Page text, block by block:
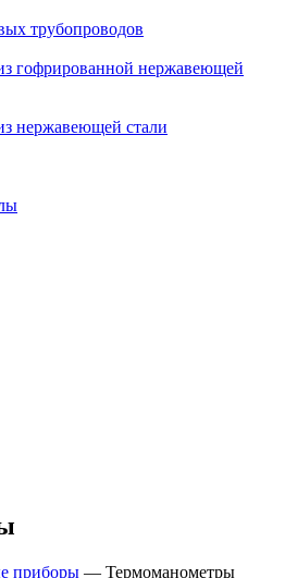
трубопроводов
гофрированной нержавеющей
нержавеющей стали
приборы — Термоманометры